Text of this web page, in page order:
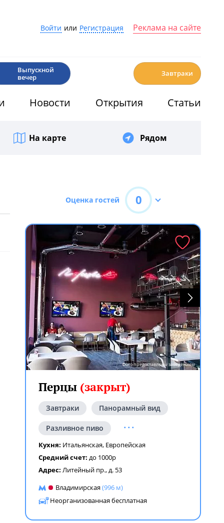
Войти или Регистрация Реклама на сайте
Выпускной
вечер
Завтраки
Новости Открытия Статьи
На карте Рядом
Оценка гостей 0
Фото предоставлены заведением
Перцы (закрыт)
Завтраки Панорамный вид
Разливное пиво ...
Кухня: Итальянская, Европейская
Средний счет: до 1000р
Адрес: Литейный пр., д. 53
Владимирская(996 м)
Неорганизованная бесплатная